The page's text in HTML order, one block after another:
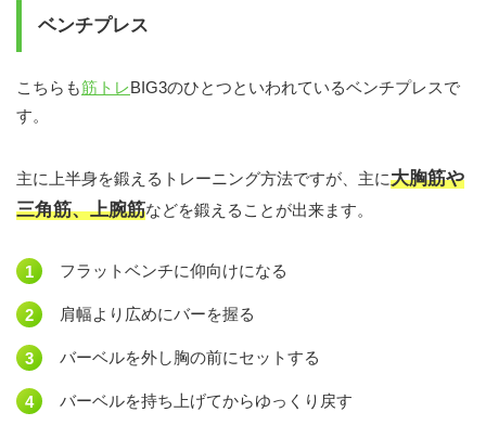
ベンチプレス
こちらも筋トレBIG3のひとつといわれているベンチプレスで
す。
主に上半身を鍛えるトレーニング方法ですが、主に大胸筋や
三角筋、上腕筋などを鍛えることが出来ます。
フラットベンチに仰向けになる
肩幅より広めにバーを握る
バーベルを外し胸の前にセットする
バーベルを持ち上げてからゆっくり戻す